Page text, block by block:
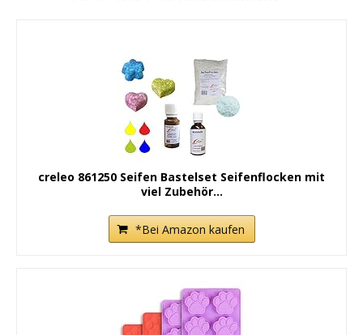
creleo 861250 Seifen Bastelset Seifenflocken mit
viel Zubehör...
*Bei Amazon kaufen